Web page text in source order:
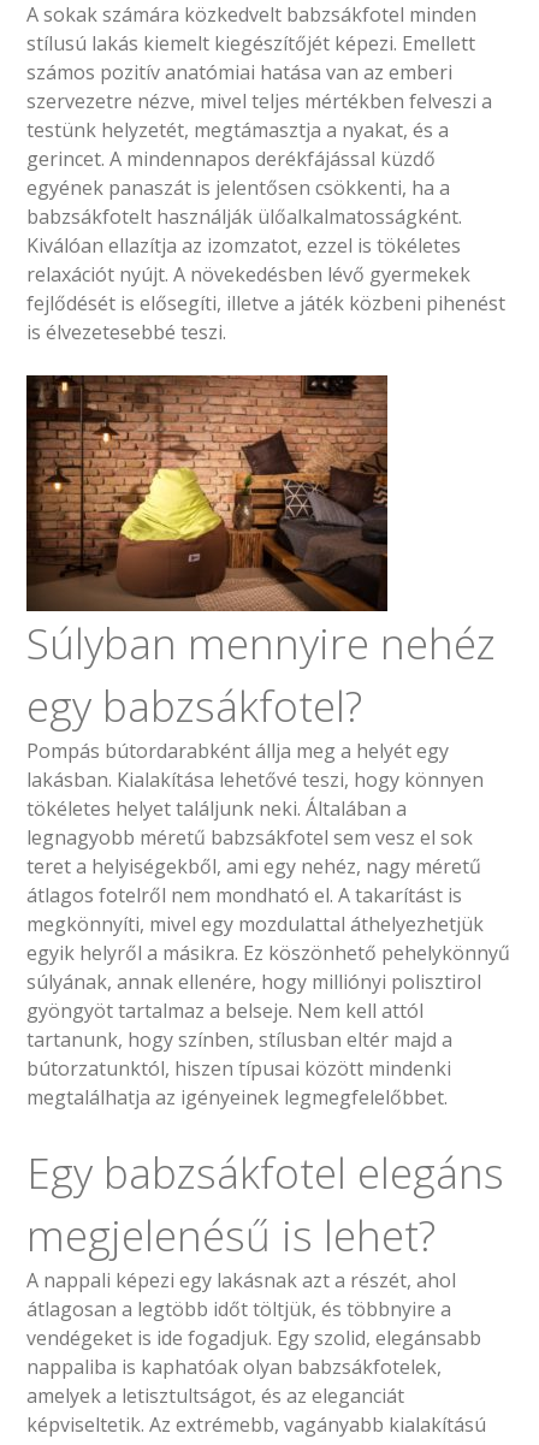
A sokak számára közkedvelt babzsákfotel minden
stílusú lakás kiemelt kiegészítőjét képezi. Emellett
számos pozitív anatómiai hatása van az emberi
szervezetre nézve, mivel teljes mértékben felveszi a
testünk helyzetét, megtámasztja a nyakat, és a
gerincet. A mindennapos derékfájással küzdő
egyének panaszát is jelentősen csökkenti, ha a
babzsákfotelt használják ülőalkalmatosságként.
Kiválóan ellazítja az izomzatot, ezzel is tökéletes
relaxációt nyújt. A növekedésben lévő gyermekek
fejlődését is elősegíti, illetve a játék közbeni pihenést
is élvezetesebbé teszi.
Súlyban mennyire nehéz
egy babzsákfotel?
Pompás bútordarabként állja meg a helyét egy
lakásban. Kialakítása lehetővé teszi, hogy könnyen
tökéletes helyet találjunk neki. Általában a
legnagyobb méretű babzsákfotel sem vesz el sok
teret a helyiségekből, ami egy nehéz, nagy méretű
átlagos fotelről nem mondható el. A takarítást is
megkönnyíti, mivel egy mozdulattal áthelyezhetjük
egyik helyről a másikra. Ez köszönhető pehelykönnyű
súlyának, annak ellenére, hogy milliónyi polisztirol
gyöngyöt tartalmaz a belseje. Nem kell attól
tartanunk, hogy színben, stílusban eltér majd a
bútorzatunktól, hiszen típusai között mindenki
megtalálhatja az igényeinek legmegfelelőbbet.
Egy babzsákfotel elegáns
megjelenésű is lehet?
A nappali képezi egy lakásnak azt a részét, ahol
átlagosan a legtöbb időt töltjük, és többnyire a
vendégeket is ide fogadjuk. Egy szolid, elegánsabb
nappaliba is kaphatóak olyan babzsákfotelek,
amelyek a letisztultságot, és az eleganciát
képviseltetik. Az extrémebb, vagányabb kialakítású